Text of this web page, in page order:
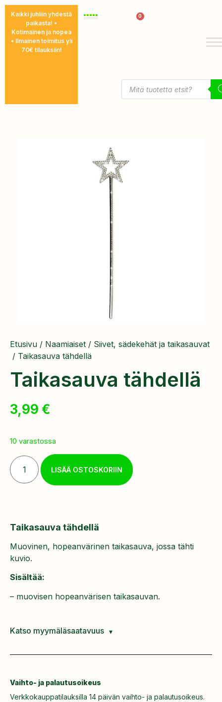
Kaikki juhliin yhdestä
paikasta! •
Kotimainen ja nopea
• Ilmainen toimitus yli
70€ tilauksiin!
0
Etusivu / Naamiaiset / Siivet, sädekehät ja taikasauvat
/ Taikasauva tähdellä
Taikasauva tähdellä
3,99 €
10 varastossa
LISÄÄ OSTOSKORIIN
Taikasauva tähdellä
Muovinen, hopeanvärinen taikasauva, jossa tähti
kuvio.
Sisältää:
– muovisen hopeanvärisen taikasauvan.
Katso myymäläsaatavuus
Vaihto- ja palautusoikeus
Verkkokauppatilauksilla 14 päivän vaihto- ja palautusoikeus.